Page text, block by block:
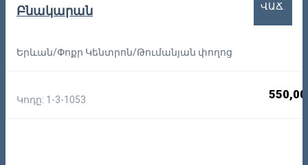
Բնակարան
Երևան/Փոքր Կենտրոն/Թումանյան փողոց
Կոդը: 1-3-1053
ՎԱՃ.